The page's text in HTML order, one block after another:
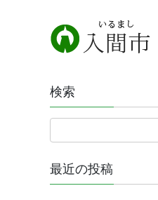
検索
最近の投稿